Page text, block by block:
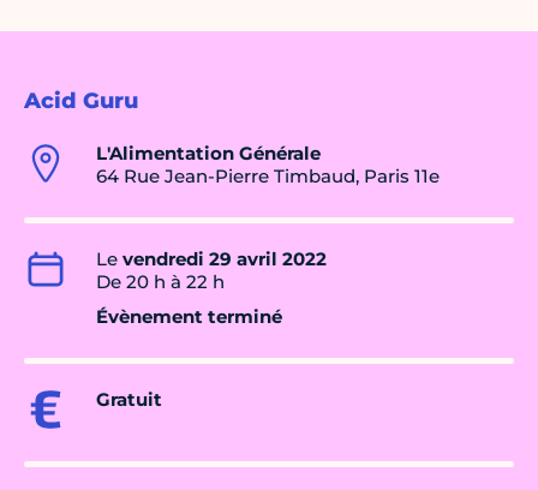
Acid Guru
L'Alimentation Générale
64 Rue Jean-Pierre Timbaud, Paris 11e
Le vendredi 29 avril 2022
De 20 h à 22 h
Évènement terminé
Gratuit